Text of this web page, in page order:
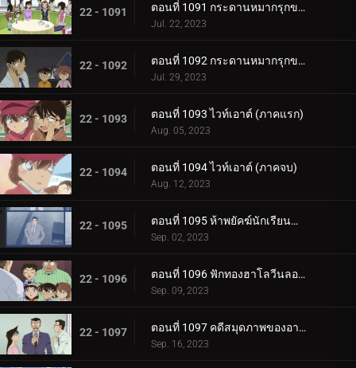
22 - 1091 ตอนที่ 1091 กระดานหมากรุกของไทโค เมจิน (ภาคหมากชั้นเลิศ)
Jul. 22, 2023
22 - 1092 ตอนที่ 1092 กระดานหมากรุกของไทโค เมจิน (ภาครุกฆาต)
Jul. 29, 2023
22 - 1093 ตอนที่ 1093 ไวท์เอาต์ (ภาคแรก)
Aug. 05, 2023
22 - 1094 ตอนที่ 1094 ไวท์เอาต์ (ภาคจบ)
Aug. 12, 2023
22 - 1095 ตอนที่ 1095 ห้าพยัคฆ์นักเรียนตำรวจ Wild Police Story CASE.ดาเตะ วาตารุ
Sep. 02, 2023
22 - 1096 ตอนที่ 1096 ฟักทองฮาโลวีนลอยฟ้า
Sep. 09, 2023
22 - 1097 ตอนที่ 1097 คดีสมุดภาพของอายูมิ ภาค 2
Sep. 16, 2023